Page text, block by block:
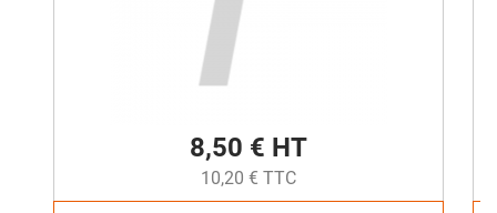
8,50 € HT
10,20 € TTC